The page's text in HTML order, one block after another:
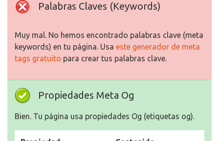
Palabras Claves (Keywords)
Muy mal. No hemos encontrado palabras clave (meta
keywords) en tu página. Usa este generador de meta
tags gratuito para crear tus palabras clave.
Propiedades Meta Og
Bien. Tu página usa propiedades Og (etiquetas og).